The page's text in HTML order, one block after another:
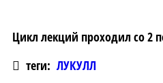
Цикл лекций проходил со 2
теги: ЛУКУЛЛ